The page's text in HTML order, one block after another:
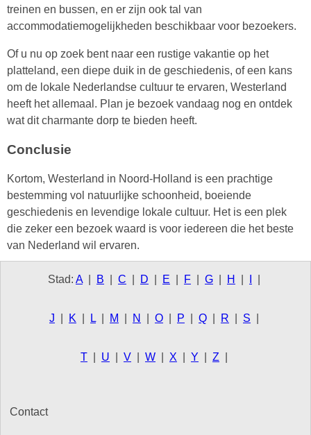
treinen en bussen, en er zijn ook tal van
accommodatiemogelijkheden beschikbaar voor bezoekers.
Of u nu op zoek bent naar een rustige vakantie op het
platteland, een diepe duik in de geschiedenis, of een kans
om de lokale Nederlandse cultuur te ervaren, Westerland
heeft het allemaal. Plan je bezoek vandaag nog en ontdek
wat dit charmante dorp te bieden heeft.
Conclusie
Kortom, Westerland in Noord-Holland is een prachtige
bestemming vol natuurlijke schoonheid, boeiende
geschiedenis en levendige lokale cultuur. Het is een plek
die zeker een bezoek waard is voor iedereen die het beste
van Nederland wil ervaren.
Stad: A B C D E F G H
J K L M N O P Q R S
T U V W X Y Z
Contact